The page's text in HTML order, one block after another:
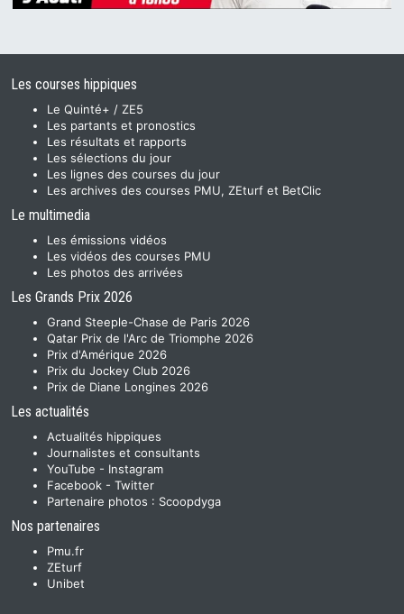
Les courses hippiques
Le Quinté+ / ZE5
Les partants et pronostics
Les résultats et rapports
Les sélections du jour
Les lignes des courses du jour
Les archives des courses PMU, ZEturf et BetClic
Le multimedia
Les émissions vidéos
Les vidéos des courses PMU
Les photos des arrivées
Les Grands Prix 2026
Grand Steeple-Chase de Paris 2026
Qatar Prix de l'Arc de Triomphe 2026
Prix d'Amérique 2026
Prix du Jockey Club 2026
Prix de Diane Longines 2026
Les actualités
Actualités hippiques
Journalistes et consultants
YouTube - Instagram
Facebook - Twitter
Partenaire photos : Scoopdyga
Nos partenaires
Pmu.fr
ZEturf
Unibet